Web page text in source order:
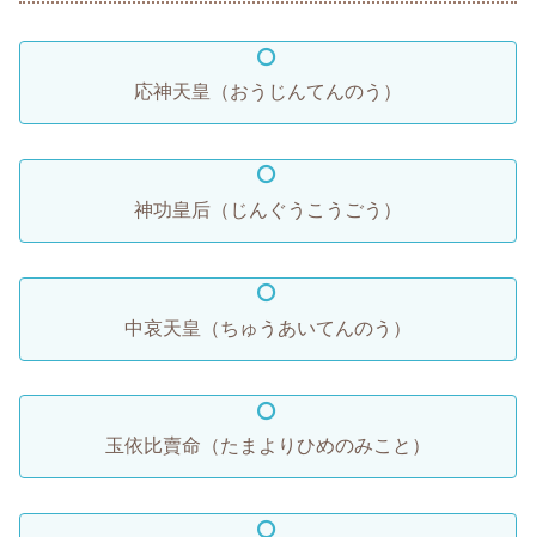
応神天皇（おうじんてんのう）
神功皇后（じんぐうこうごう）
中哀天皇（ちゅうあいてんのう）
玉依比賣命（たまよりひめのみこと）